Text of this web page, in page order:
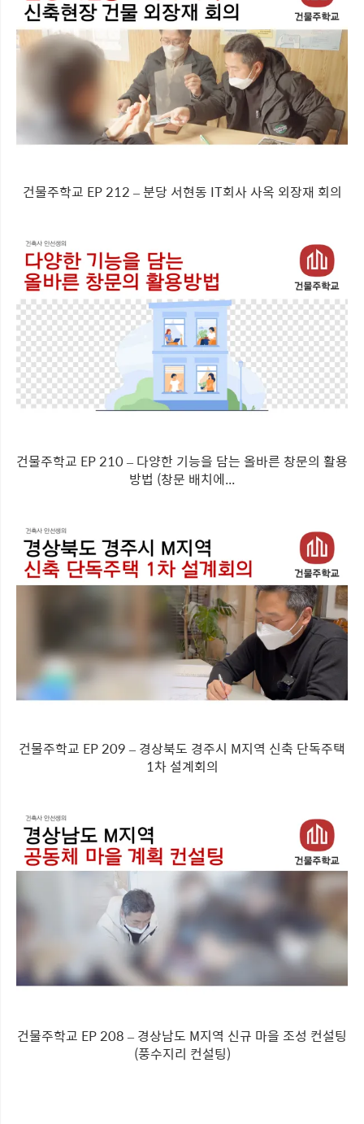
건물주학교 EP 212 – 분당 서현동 IT회사 사옥 외장재 회의
건물주학교 EP 210 – 다양한 기능을 담는 올바른 창문의 활용
방법 (창문 배치에...
건물주학교 EP 209 – 경상북도 경주시 M지역 신축 단독주택
1차 설계회의
건물주학교 EP 208 – 경상남도 M지역 신규 마을 조성 컨설팅
(풍수지리 컨설팅)